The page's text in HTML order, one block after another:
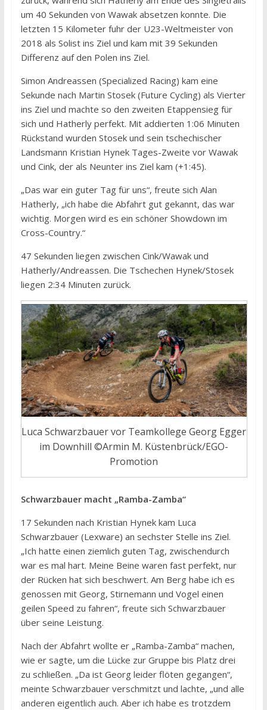
um 40 Sekunden von Wawak absetzen konnte. Die
letzten 15 Kilometer fuhr der U23-Weltmeister von
2018 als Solist ins Ziel und kam mit 39 Sekunden
Differenz auf den Polen ins Ziel.
Simon Andreassen (Specialized Racing) kam eine
Sekunde nach Martin Stosek (Future Cycling) als Vierter
ins Ziel und machte so den zweiten Etappensieg für
sich und Hatherly perfekt. Mit addierten 1:06 Minuten
Rückstand wurden Stosek und sein tschechischer
Landsmann Kristian Hynek Tages-Zweite vor Wawak
und Cink, der als Neunter ins Ziel kam (+1:45).
„Das war ein guter Tag für uns“, freute sich Alan
Hatherly, „ich habe die Abfahrt gut gekannt, das war
wichtig. Morgen wird es ein schöner Showdown im
Cross-Country.“
47 Sekunden liegen zwischen Cink/Wawak und
Hatherly/Andreassen. Die Tschechen Hynek/Stosek
liegen 2:34 Minuten zurück.
Luca Schwarzbauer vor Teamkollege Georg Egger
im Downhill ©Armin M. Küstenbrück/EGO-
Promotion
Schwarzbauer macht „Ramba-Zamba“
17 Sekunden nach Kristian Hynek kam Luca
Schwarzbauer (Lexware) an sechster Stelle ins Ziel.
„Ich hatte einen ziemlich guten Tag, zwischendurch
war es mal hart. Meine Beine waren fast perfekt, nur
der Rücken hat sich beschwert. Am Berg habe ich es
genossen mit Georg, Stirnemann und Vogel einen
geilen Speed zu fahren“, freute sich Schwarzbauer
über seine Leistung.
Nach der Abfahrt wollte er „Ramba-Zamba“ machen,
wie er sagte, um die Lücke zur Gruppe bis Platz drei
zu schließen. „Da ist Georg leider flöten gegangen“,
meinte Schwarzbauer verschmitzt und lachte, „und alle
anderen eigentlich auch. Aber ich habe es trotzdem